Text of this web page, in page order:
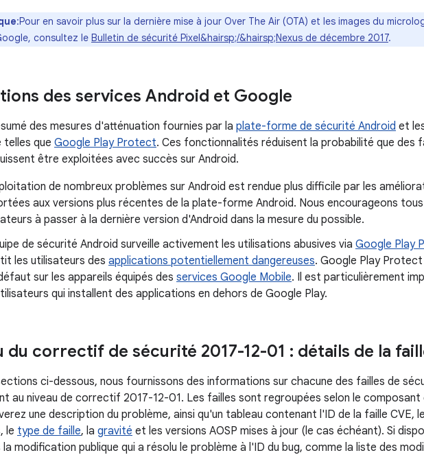
:Pour en savoir plus sur la dernière mise à jour Over The Air (OTA) et les images du
consultez le Bulletin de sécurité Pixel&hairsp;/&hairsp;Nexus de décembre 2017.
des services Android et Google
des mesures d'atténuation fournies par la plate-forme de sécurité Android et
telles que Google Play Protect. Ces fonctionnalités réduisent la probabilité que des
être exploitées avec succès sur Android.
de nombreux problèmes sur Android est rendue plus difficile par les
aux versions plus récentes de la plate-forme Android. Nous encourageons
à passer à la dernière version d'Android dans la mesure du possible.
de sécurité Android surveille activement les utilisations abusives via Google Play
les utilisateurs des applications potentiellement dangereuses. Google Play
sur les appareils équipés des services Google Mobile. Il est particulièrement
qui installent des applications en dehors de Google Play.
du correctif de sécurité 2017-12-01 : détails de la
ci-dessous, nous fournissons des informations sur chacune des failles de
au niveau de correctif 2017-12-01. Les failles sont regroupées selon le composant
une description du problème, ainsi qu'un tableau contenant l'ID de la faille CVE,
le type de faille, la gravité et les versions AOSP mises à jour (le cas échéant). Si
modification publique qui a résolu le problème à l'ID du bug, comme la liste des